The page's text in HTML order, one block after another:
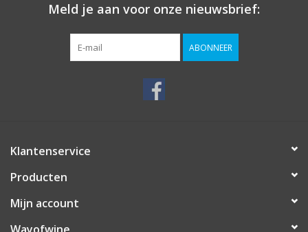
Meld je aan voor onze nieuwsbrief:
ABONNEER
Klantenservice
Producten
Mijn account